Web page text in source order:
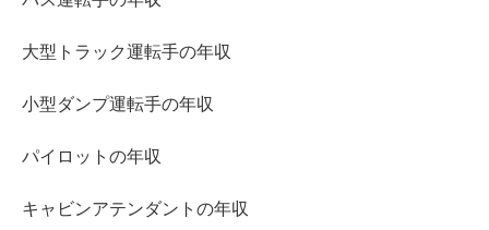
大型トラック運転手の年収
小型ダンプ運転手の年収
パイロットの年収
キャビンアテンダントの年収